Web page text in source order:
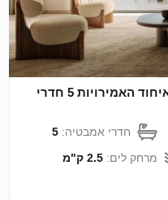
וילה ב Khalifa City, Abu Dhabi, איחוד האמירויות 5 חדרי
חדרי אמבטיה:5
מרחק לים:2.5 ק"מ